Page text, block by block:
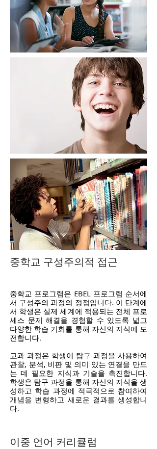
중학교 구성주의적 접근
중학교 프로그램은 EBEL 프로그램 순서에
서 구성주의 과정의 정점입니다. 이 단계에
서 학생은 실제 세계에 적용되는 전체 프로
세스 문제 해결을 경험할 수 있도록 넓고
다양한 학습 기회를 통해 자신의 지식에 도
전합니다.
교과 과정은 학생이 탐구 과정을 사용하여
관찰, 분석, 비판 및 의미 있는 연결을 만드
는 데 필요한 지식과 기술을 촉진합니다.
학생은 탐구 과정을 통해 자신의 지식을 생
성하고 학습 과정에 적극적으로 참여하여
개념을 변형하고 새로운 결과를 생성합니
다.
이중 언어 커리큘럼